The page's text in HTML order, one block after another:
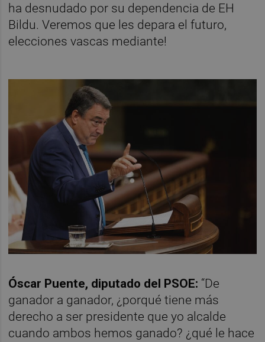
ha desnudado por su dependencia de EH
Bildu. Veremos que les depara el futuro,
elecciones vascas mediante!
Óscar Puente, diputado del PSOE: “De
ganador a ganador, ¿porqué tiene más
derecho a ser presidente que yo alcalde
cuando ambos hemos ganado? ¿qué le hace